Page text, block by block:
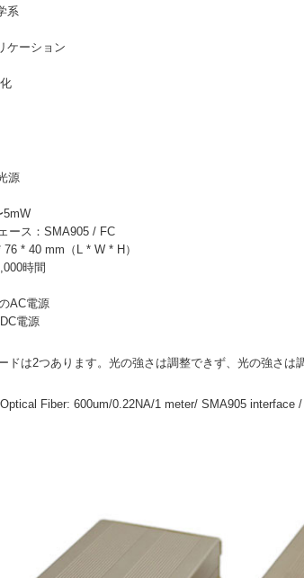
系
ケーション
源
5mW
ース：SMA905 / FC
* 40 mm（L * W * H）
時間
AC電源
電源
ドは2つあります。光の強さは調整できず、光の強さは
Fiber: 600um/0.22NA/1 meter/ SMA905 interface